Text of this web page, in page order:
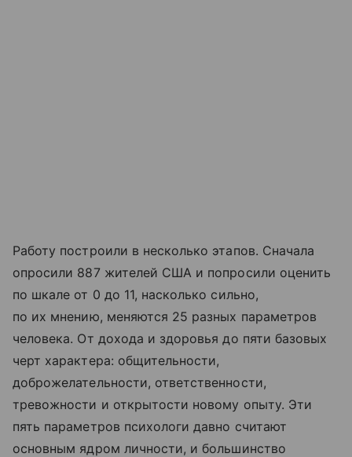
Работу построили в несколько этапов. Сначала
опросили 887 жителей США и попросили оценить
по шкале от 0 до 11, насколько сильно,
по их мнению, меняются 25 разных параметров
человека. От дохода и здоровья до пяти базовых
черт характера: общительности,
доброжелательности, ответственности,
тревожности и открытости новому опыту. Эти
пять параметров психологи давно считают
основным ядром личности, и большинство